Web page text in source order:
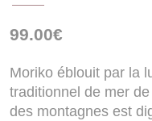
99.00€
Moriko éblouit par la
traditionnel de mer
des montagnes est